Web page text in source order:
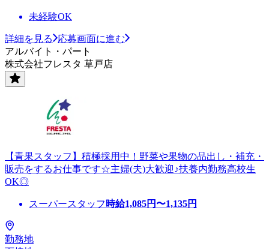
未経験OK
詳細を見る
応募画面に進む
アルバイト・パート
株式会社フレスタ 草戸店
【青果スタッフ】積極採用中！野菜や果物の品出し・補充・
販売をするお仕事です☆主婦(夫)大歓迎♪扶養内勤務高校生
OK◎
スーパースタッフ 時給1,085円〜1,135円
勤務地